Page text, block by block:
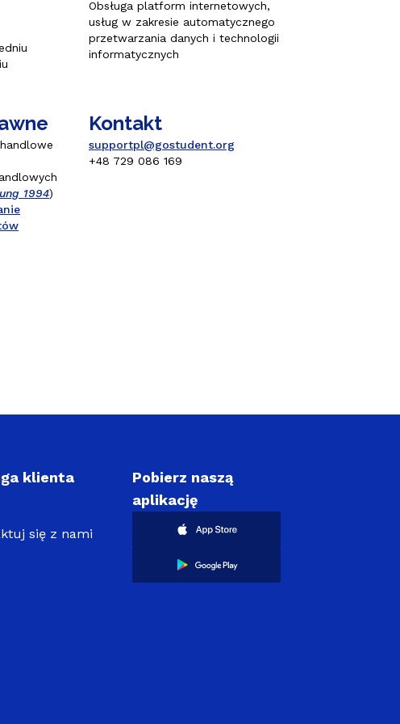
Ελλάδα (Ελληνικά)
Obsługa platform internetowych,
usług w zakresie automatycznego
przetwarzania danych i technologii
informatycznych
1994)
Kontakt
supportpl@gostudent.org
+48 729 086 169
klienta
się z nami
Pobierz naszą
aplikację